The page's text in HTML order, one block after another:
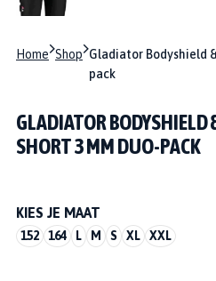
Home Shop Gladiator Bodyshield
pack
GLADIATOR BODYSHIELD
SHORT 3 MM DUO-PACK
KIES JE MAAT
152 164 L M S XL XXL